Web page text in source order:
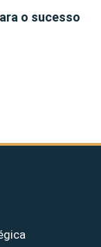
o sucesso